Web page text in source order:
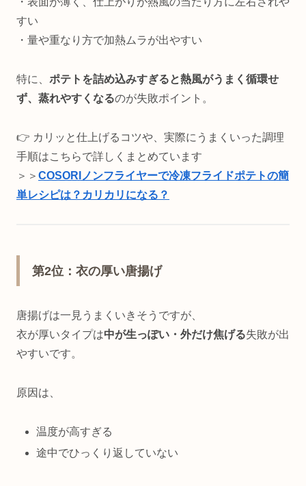
すい
・量や重なり方で加熱ムラが出やすい
特に、 ポテトを詰め込みすぎると熱風がうまく循環せ
ず、蒸れやすくなるのが失敗ポイント。
👉 カリッと仕上げるコツや、実際にうまくいった調理
手順はこちらで詳しくまとめています
＞＞ COSORIノンフライヤーで冷凍フライドポテトの簡
単レシピは？カリカリになる？
第2位：衣の厚い唐揚げ
唐揚げは一見うまくいきそうですが、
衣が厚いタイプは中が生っぽい・外だけ焦げる失敗が出
やすいです。
原因は、
温度が高すぎる
途中でひっくり返していない